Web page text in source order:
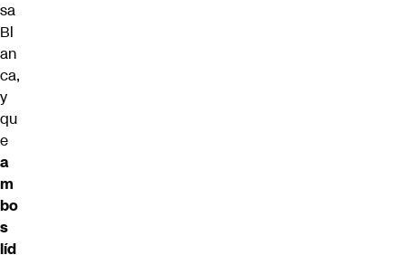
sa
Bl
an
ca,
y
qu
e
a
m
bo
s
líd